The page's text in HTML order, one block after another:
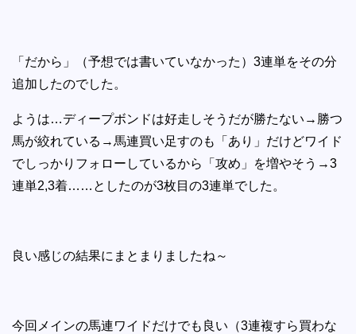
「だから」（予想では書いていなかった）3連単をその分
追加したのでした。
ようは…ディープボンドは好走しそうだが勝たない→勝つ
馬が絞れている→馬連買い足すのも「あり」だけどワイド
でしっかりフォローしているから「攻め」を増やそう→3
連単2,3着……としたのが3枚目の3連単でした。
良い感じの結果にまとまりましたね～
今回メインの馬連ワイドだけでも良い（3連複すら買わな